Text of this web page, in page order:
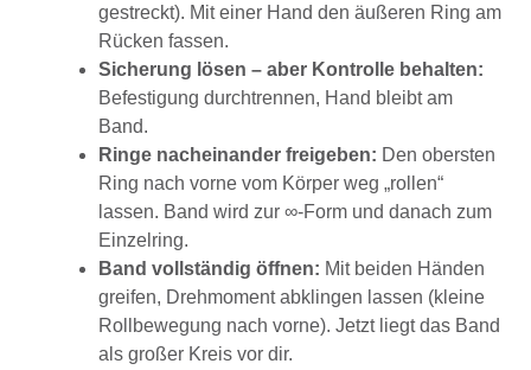
gestreckt). Mit einer Hand den äußeren Ring am
Rücken fassen.
Sicherung lösen – aber Kontrolle behalten:
Befestigung durchtrennen, Hand bleibt am
Band.
Ringe nacheinander freigeben: Den obersten
Ring nach vorne vom Körper weg „rollen“
lassen. Band wird zur ∞-Form und danach zum
Einzelring.
Band vollständig öffnen: Mit beiden Händen
greifen, Drehmoment abklingen lassen (kleine
Rollbewegung nach vorne). Jetzt liegt das Band
als großer Kreis vor dir.